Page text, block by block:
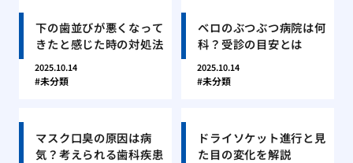
下の歯並びが悪くなって
きたと感じた時の対処法
2025.10.14
未分類
ベロのぶつぶつ病院は何
科？受診の目安とは
2025.10.14
未分類
マスク口臭の原因は病
気？考えられる歯科疾患
ドライソケット進行と見
た目の変化を解説